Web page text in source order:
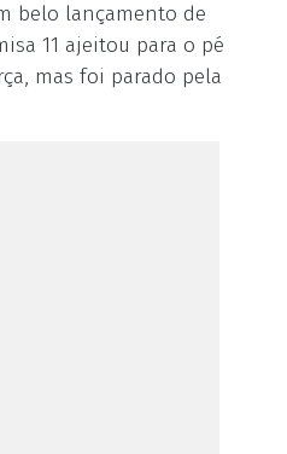
belo lançamento de
11 ajeitou para o pé
mas foi parado pela